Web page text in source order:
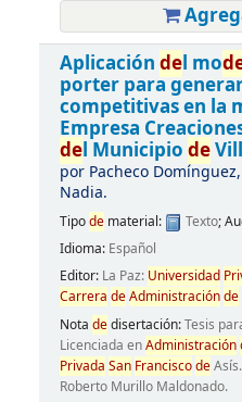
Aplicación del mo
porter para
competitivas en la
Empresa
del Municipio de
por Pacheco
Nadia.
Tipodematerial: Texto;
Idioma: Español
Editor: La Paz: Universidad
Carrera deAdministraciónde
Nota dedisertación:Tesis
Licenciada enAdministración
Privada San Franciscode
Roberto Murillo Maldonado.